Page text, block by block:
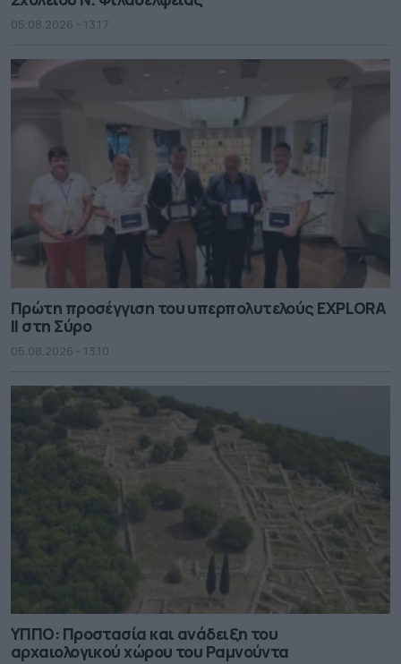
05.08.2026 - 13.17
Πρώτη προσέγγιση του υπερπολυτελούς EXPLORA
II στη Σύρο
05.08.2026 - 13.10
ΥΠΠΟ: Προστασία και ανάδειξη του
αρχαιολογικού χώρου του Ραμνούντα